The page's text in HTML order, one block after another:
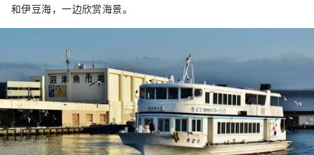
和伊豆海，一边欣赏海景。